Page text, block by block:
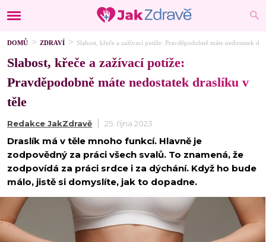
DOMŮ ZDRAVÍ Slabost, křeče a zažívací potíže: Pravděpodobně máte nedostatek
Slabost, křeče a zažívací potíže:
Pravděpodobně máte nedostatek draslíku v
těle
Redakce JakZdravě 25. října 2023
Draslík má v těle mnoho funkcí. Hlavně je
zodpovědný za práci všech svalů. To znamená, že
zodpovídá za práci srdce i za dýchání. Když ho bude
málo, jistě si domyslíte, jak to dopadne.